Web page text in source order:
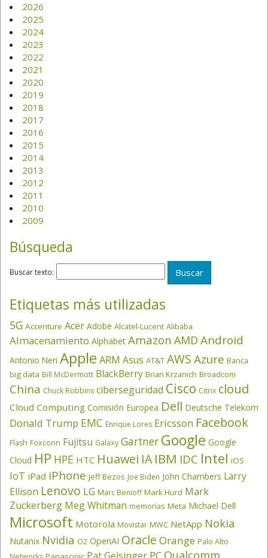
2026
2025
2024
2023
2022
2021
2020
2019
2018
2017
2016
2015
2014
2013
2012
2011
2010
2009
Búsqueda
Buscar texto:
Etiquetas más utilizadas
5G Accenture Acer Adobe Alcatel-Lucent Alibaba
Almacenamiento Alphabet Amazon AMD Android
Antonio Neri Apple ARM Asus AT&T AWSAzure Banca
big data Bill McDermott BlackBerry Brian Krzanich Broadcom
China Chuck Robbins ciberseguridad Cisco Citrix cloud
Cloud Computing Comisión Europea Dell Deutsche Telekom
Donald Trump EMC Enrique Lores Ericsson Facebook
Flash Foxconn Fujitsu Galaxy Gartner Google Google
Cloud HP HPE HTC Huawei IA IBM IDC Intel iOS
IoT iPad iPhone Jeff Bezos Joe Biden John Chambers Larry
Ellison Lenovo LG Marc Benioff Mark Hurd Mark
Zuckerberg Meg Whitman memorias Meta Michael Dell
Microsoft Motorola Movistar MWC NetApp Nokia
Nutanix Nvidia O2 OpenAI Oracle Orange Palo Alto
Qualcomm